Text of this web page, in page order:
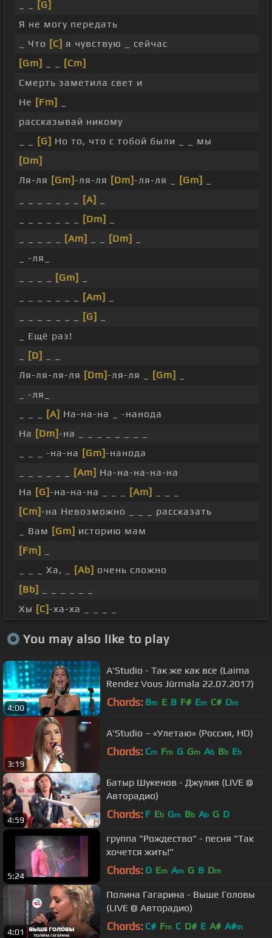
[G]
Я не могу передать
_ Что [C] я чувствую _ сейчас
[Gm]
[Cm]
Смерть заметила свет и
Не [Fm]
рассказывай никому
[G] Но то, что с тобой были _ _ мы
[Dm]
Ля-ля [Gm]-ля-ля [Dm]-ля-ля _ [Gm]
[A]
[Dm]
[Am] [Dm]
_ -ля_
[Gm]
[Am]
[G]
_ Ещё раз!
[D]
Ля-ля-ля-ля [Dm]-ля-ля _ [Gm]
_ -ля_
[A] На-на-на _ -нанода
На [Dm]-на _ _ _ _ _ _ _ _
_ _ _ -на-на [Gm]-нанода
[Am] На-на-на-на-на
На [G]-на-на-на _ _ _ [Am]
[Cm]-на Невозможно _ _ _ рассказать
_ Вам [Gm] историю мам
[Fm]
_ _ _ Ха, _
[Ab] очень сложно
[Bb]
Хы [C]-ха-ха _ _ _ _
You may also like to play
4:00
A'Studio - Так же как все (Laima
Rendez Vous Jūrmala 22.07.2017)
Chords: Bm E B F# Em C# Dm
3:19
A'Studio – «Улетаю» (Россия, HD)
Chords: Cm Fm G Gm Ab Bb Eb
4:59
Батыр Шукенов - Джулия (LIVE @
Авторадио)
Chords: F Eb Gm Bb Ab G D
5:24
группа "Рождество" - песня "Так
хочется жить!"
Chords: D Em Am G B Dm
4:01
Полина Гагарина - Выше Головы
(LIVE @ Авторадио)
Chords: C# Fm C D# E A# A#m